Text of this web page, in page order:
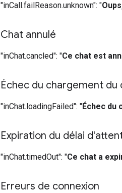
"inCall.failReason.unknown": "
Chat annulé
"inChat.cancled": "Ce chat est
Échec du chargement du
"inChat.loadingFailed": "Échec du
Expiration du délai
"inChat.timedOut": "Ce chat a
Erreurs de connexion